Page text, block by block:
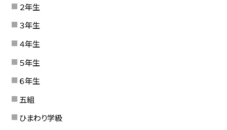
２年生
３年生
４年生
５年生
６年生
五組
ひまわり学級